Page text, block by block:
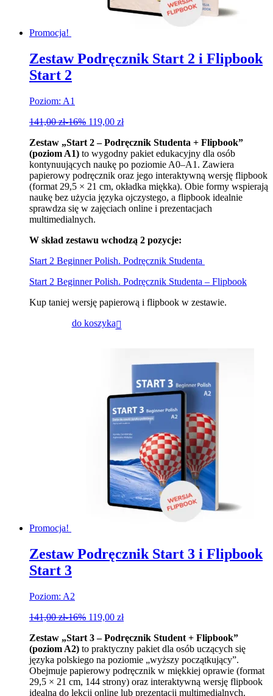
Promocja!
Zestaw Podręcznik Start 2 i Flipbook
Start 2
Poziom: A1
141,00zł-16% 119,00 zł
Zestaw „Start 2 – Podręcznik Studenta + Flipbook”
(poziom A1) to wygodny pakiet edukacyjny dla osób
kontynuujących naukę po poziomie A0–A1. Zawiera
papierowy podręcznik oraz jego interaktywną wersję flipbook
(format 29,5 × 21 cm, okładka miękka). Obie formy wspierają
naukę bez użycia języka ojczystego, a flipbook idealnie
sprawdza się w zajęciach online i prezentacjach
multimedialnych.
W skład zestawu wchodzą 2 pozycje:
Start 2 Beginner Polish. Podręcznik Studenta
Start 2 Beginner Polish. Podręcznik Studenta – Flipbook
Kup taniej wersję papierową i flipbook w zestawie.
do koszyka
Promocja!
Zestaw Podręcznik Start 3 i Flipbook
Start 3
Poziom: A2
141,00zł-16% 119,00 zł
Zestaw „Start 3 – Podręcznik Student + Flipbook”
(poziom A2) to praktyczny pakiet dla osób uczących się
języka polskiego na poziomie „wyższy początkujący”.
Obejmuje papierowy podręcznik w miękkiej oprawie (format
29,5 × 21 cm, 144 strony) oraz interaktywną wersję flipbook
idealną do lekcji online lub prezentacji multimedialnych.